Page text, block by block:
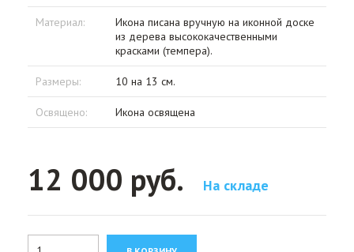
Материал:
Икона писана вручную на иконной доске
из дерева высококачественными
красками (темпера).
Размеры: 10 на 13 см.
Освящено: Икона освящена
12 000 руб. На складе